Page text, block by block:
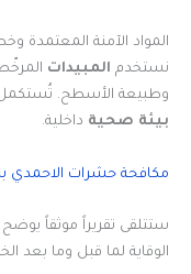
المواد الآمنة المعتمدة
نستخدم المبيدات
وطبيعة الأسطح. تُستكمل
بيئة صحية داخلية.
مكافحة حشرات الاحمدي
ستتلقى تقريراً موثقاً
الوقاية لما قبل وما بعد